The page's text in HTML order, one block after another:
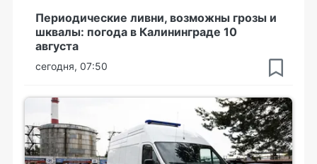
Периодические ливни, возможны грозы и
шквалы: погода в Калининграде 10
августа
сегодня, 07:50